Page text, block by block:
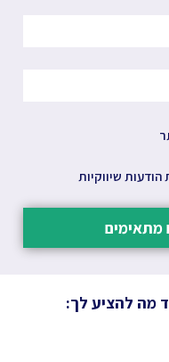
שיווקיות
מתאימים
מה להציע לך: